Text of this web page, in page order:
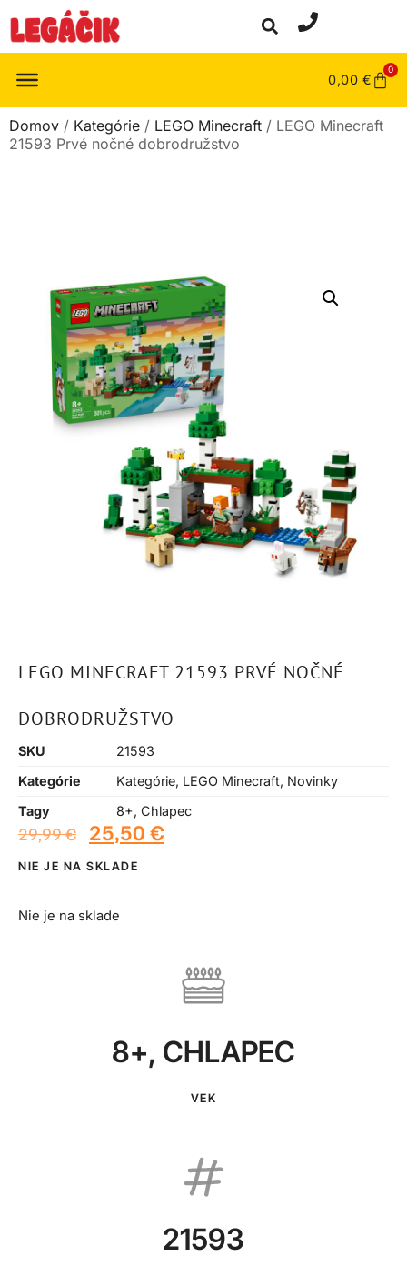
0,00 €
0
Domov / Kategórie / LEGO Minecraft / LEGO Minecraft
21593 Prvé nočné dobrodružstvo
LEGO MINECRAFT 21593 PRVÉ NOČNÉ
DOBRODRUŽSTVO
SKU
21593
Kategórie
Kategórie, LEGO Minecraft, Novinky
Tagy
8+, Chlapec
29,99€ 25,50 €
NIE JE NA SKLADE
Nie je na sklade
8+, CHLAPEC
VEK
21593